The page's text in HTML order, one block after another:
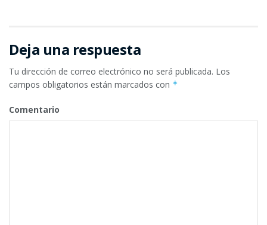
Deja una respuesta
Tu dirección de correo electrónico no será publicada. Los
campos obligatorios están marcados con *
Comentario